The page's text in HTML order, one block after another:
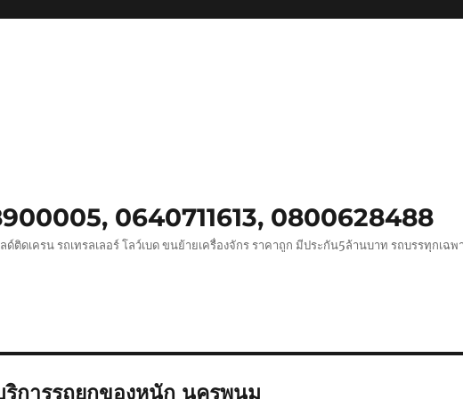
0640711613, 0800628488
ติดเครน รถเทรลเลอร์ โลว์เบด ขนย้ายเครื่องจักร ราคาถูก มีประกัน5ล้านบาท รถบรรทุกเฉพ
ริการรถยกของหนัก นครพนม